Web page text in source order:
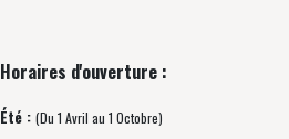
Horaires d'ouverture :
Été : (Du 1 Avril au 1 Octobre)